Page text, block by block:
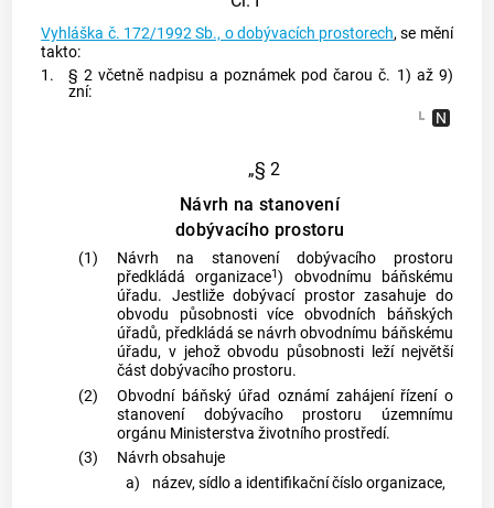
Vyhláška č. 172/1992 Sb., o dobývacích prostorech, se mění
takto:
1.
§ 2 včetně nadpisu a poznámek pod čarou č. 1) až 9)
zní:
„§ 2
Návrh na stanovení
dobývacího prostoru
(1)
Návrh na stanovení dobývacího prostoru
předkládá organizace1) obvodnímu báňskému
úřadu. Jestliže dobývací prostor zasahuje do
obvodu působnosti více obvodních báňských
úřadů, předkládá se návrh obvodnímu báňskému
úřadu, v jehož obvodu působnosti leží největší
část dobývacího prostoru.
(2)
Obvodní báňský úřad oznámí zahájení řízení o
stanovení dobývacího prostoru územnímu
orgánu Ministerstva životního prostředí.
(3)
Návrh obsahuje
a)
název, sídlo a identifikační číslo organizace,